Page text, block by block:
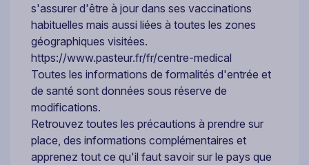
s'assurer d'être à jour dans ses vaccinations
habituelles mais aussi liées à toutes les zones
géographiques visitées.
https://www.pasteur.fr/fr/centre-medical
Toutes les informations de formalités d'entrée et
de santé sont données sous réserve de
modifications.
Retrouvez toutes les précautions à prendre sur
place, des informations complémentaires et
apprenez tout ce qu'il faut savoir sur le pays que